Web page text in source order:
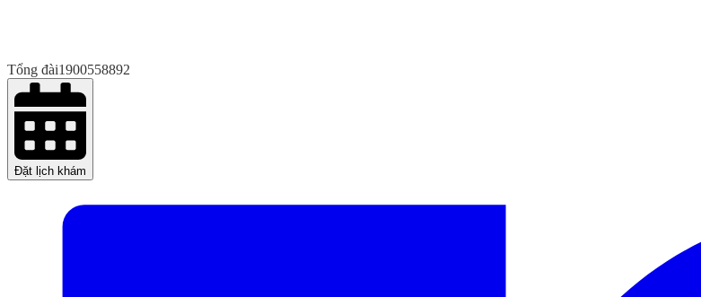
Tổng đài1900558892
Đặt lịch khám